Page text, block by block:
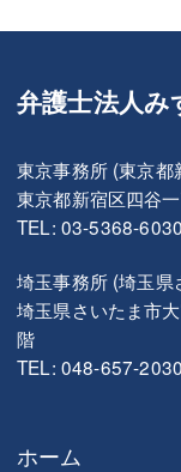
弁護士法人み
東京事務所 (東京都
東京都新宿区四谷
TEL: 03-5368-6030
埼玉事務所 (埼玉県
埼玉県さいたま市
階
TEL: 048-657-2030
ホーム